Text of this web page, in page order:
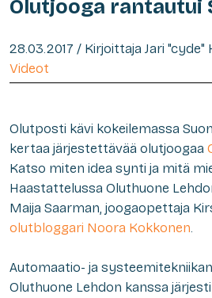
Olutjooga rantautui
28.03.2017 / Kirjoittaja Jari
Videot
Olutposti kävi kokeilemassa
kertaa järjestettävää olutjoogaa
Katso miten idea synti ja mitä
Haastattelussa Oluthuone
Maija Saarman, joogaopettaja
olutbloggari Noora Kokkonen.
Automaatio- ja
Oluthuone Lehdon kanssa